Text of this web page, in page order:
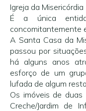
Igreja da
É a única
concomitantemente
A Santa Casa da
passou por
há alguns anos
esforço de um
lufada de algum
Os imóveis de
Creche/Jardim de